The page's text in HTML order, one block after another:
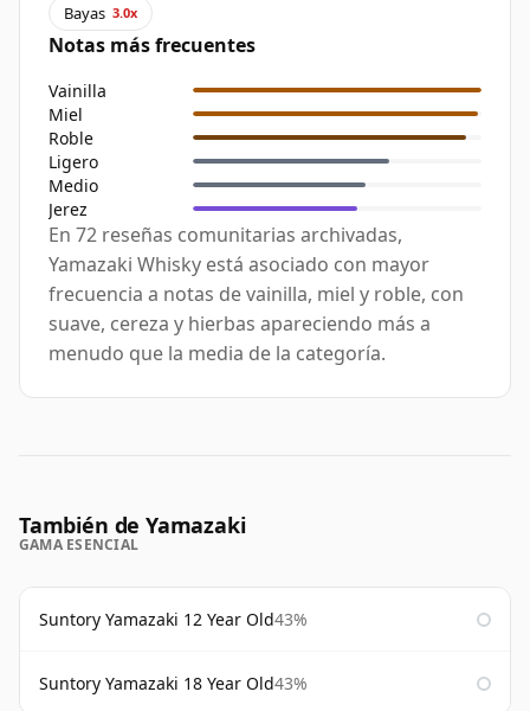
Bayas 3.0x
Notas más frecuentes
Vainilla
Miel
Roble
Ligero
Medio
Jerez
En 72 reseñas comunitarias archivadas,
Yamazaki Whisky está asociado con mayor
frecuencia a notas de vainilla, miel y roble, con
suave, cereza y hierbas apareciendo más a
menudo que la media de la categoría.
También de Yamazaki
GAMA ESENCIAL
Suntory Yamazaki 12 Year Old43%
Suntory Yamazaki 18 Year Old43%